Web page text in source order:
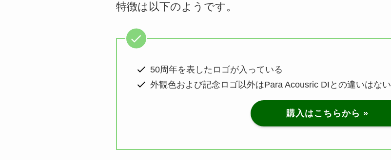
特徴は以下のようです。
50周年を表したロゴが入っている
外観色および記念ロゴ以外はPara Acousric DIとの違いはない
購入はこちらから »